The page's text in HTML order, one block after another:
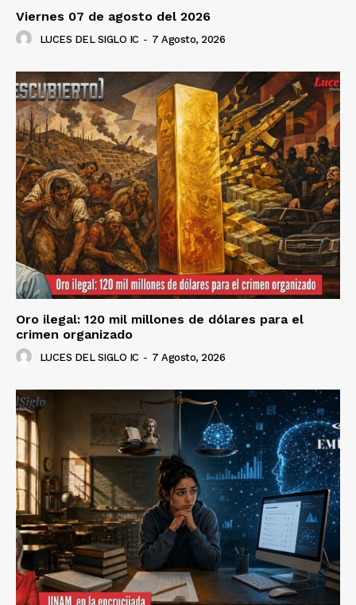
Viernes 07 de agosto del 2026
LUCES DEL SIGLO IC - 7 Agosto, 2026
Oro ilegal: 120 mil millones de dólares para el
crimen organizado
LUCES DEL SIGLO IC - 7 Agosto, 2026